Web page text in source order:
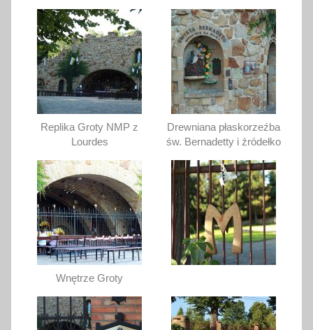
Replika Groty NMP z
Lourdes
Drewniana płaskorzeźba
św. Bernadetty i źródełko
Wnętrze Groty